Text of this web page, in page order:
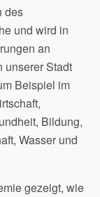
des
und wird in
an
unserer Stadt
Beispiel im
Bildung,
Wasser und
gezeigt, wie